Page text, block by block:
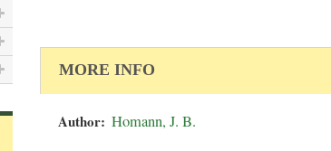
MORE INFO
Author: Homann, J. B.